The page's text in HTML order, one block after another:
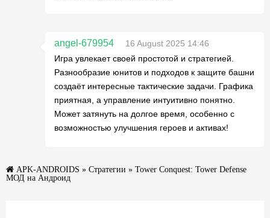
angel-679954
16 August 2025 14:46
Игра увлекает своей простотой и стратегией.
Разнообразие юнитов и подходов к защите башни
создаёт интересные тактические задачи. Графика
приятная, а управление интуитивно понятно.
Может затянуть на долгое время, особенно с
возможностью улучшения героев и активах!
APK-ANDROIDS » Стратегии » Tower Conquest: Tower Defense
МОД на Андроид